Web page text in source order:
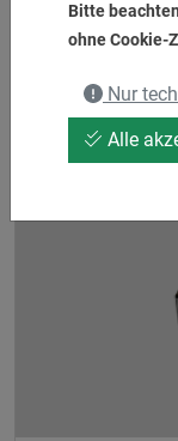
Bitte
ohne Cookie-
Nur
Alle
UVP:290,00 €
156,00 €
1 Stk. auf Lager